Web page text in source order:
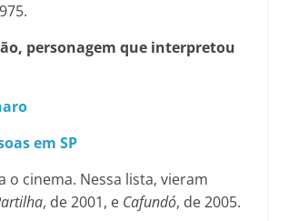
personagem que interpretou
em SP
o cinema. Nessa lista, vieram
, de 2001, e Cafundó, de 2005.